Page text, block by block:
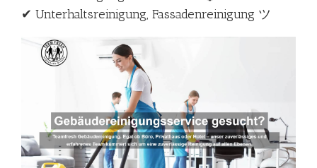
✔ Unterhaltsreinigung, Fassadenreinigung ツ